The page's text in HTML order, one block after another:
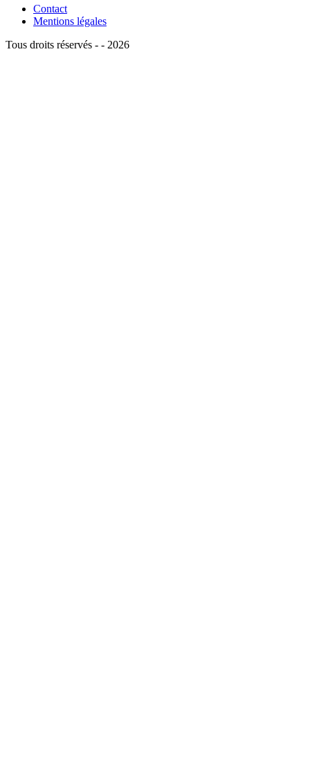
Contact
Mentions légales
Tous droits réservés - - 2026